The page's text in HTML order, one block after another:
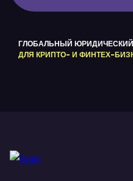
ГЛОБАЛЬНЫЙ
ДЛЯ КРИПТО- И ФИНТЕХ-